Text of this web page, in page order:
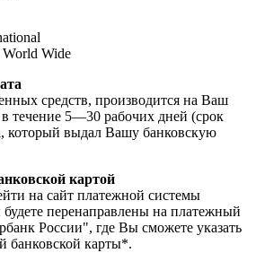
World Wide
средств, производится на Ваш
в течение 5—30 рабочих дней (срок
который выдал Вашу банковскую
картой
на сайт платежной системы
перенаправлены на платежный
России", где Вы сможете указать
банковской карты*.